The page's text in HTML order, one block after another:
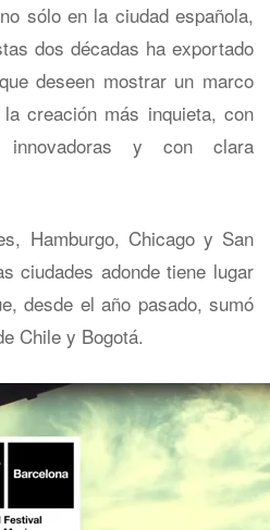
sólo en la ciudad española,
dos décadas ha exportado
deseen mostrar un marco
creación más inquieta, con
innovadoras y con clara
Hamburgo, Chicago y San
ciudades adonde tiene lugar
desde el año pasado, sumó
Chile y Bogotá.